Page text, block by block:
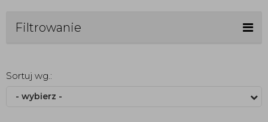
Filtrowanie
Sortuj wg.:
- wybierz -